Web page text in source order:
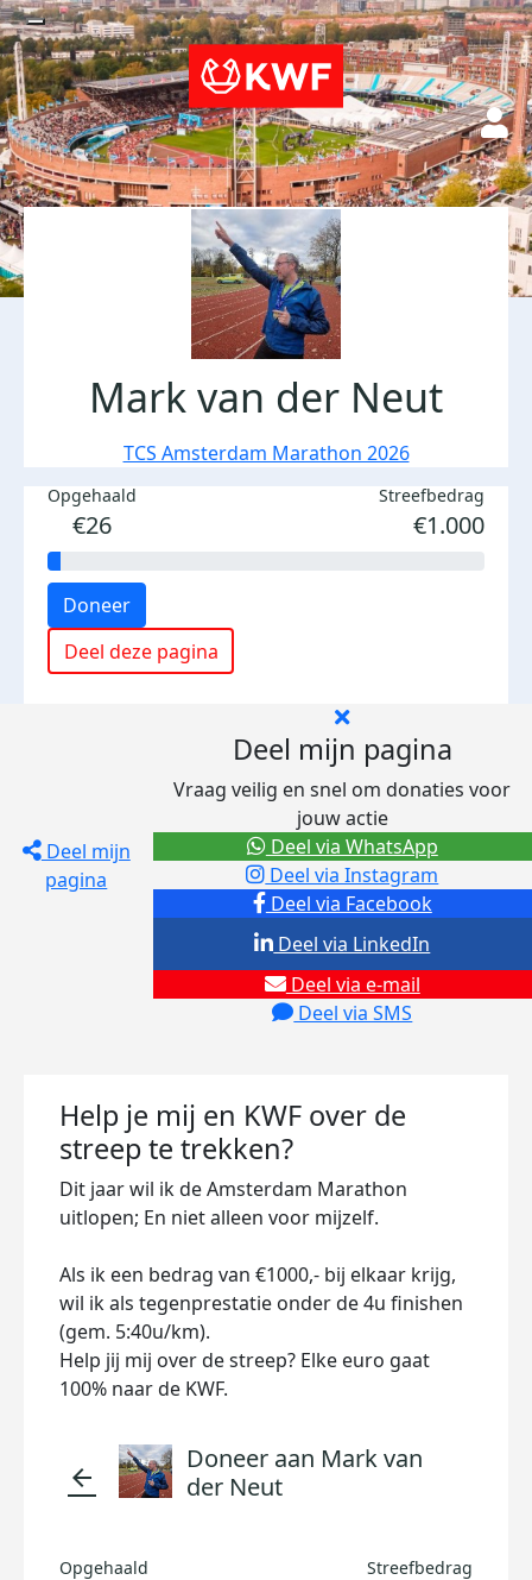
Mark van der Neut
TCS Amsterdam Marathon 2026
Opgehaald
€26
Streefbedrag
€1.000
Doneer
Deel deze pagina
Deel mijn
pagina
Deel mijn pagina
Vraag veilig en snel om donaties voor
jouw actie
Deel via Facebook
Deel via Instagram
Deel via e-mail
Deel via SMS
Deel via LinkedIn
Deel via WhatsApp
Help je mij en KWF over de
streep te trekken?
Dit jaar wil ik de Amsterdam Marathon
uitlopen; En niet alleen voor mijzelf.
Als ik een bedrag van €1000,- bij elkaar krijg,
wil ik als tegenprestatie onder de 4u finishen
(gem. 5:40u/km).
Help jij mij over de streep? Elke euro gaat
100% naar de KWF.
arrow_back
Doneer aan Mark van
der Neut
Opgehaald Streefbedrag